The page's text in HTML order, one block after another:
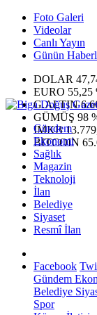
Foto Galeri
Videolar
Canlı Yayın
Günün
DOLAR
EURO 55,25
G.ALTIN
GÜMÜŞ 98
IMKB
BITCOIN
Gündem
Ekonomi
Sağlık
Magazin
Teknoloji
İlan
Belediye
Siyaset
Resmî İlan
Facebook
Gündem
Belediye
Spor